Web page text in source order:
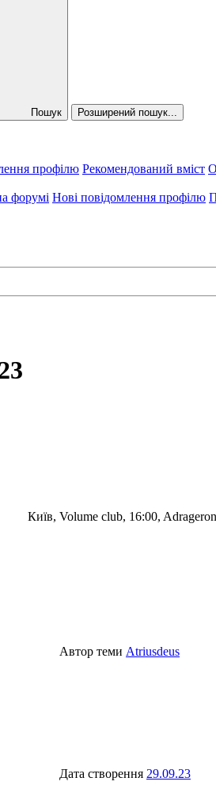
Пошук Розширений пошук...
профілю Рекомендований вміст
форумі Нові повідомлення профілю
Київ, Volume club, 16:00,
Автор теми Atriusdeus
Дата створення 29.09.23